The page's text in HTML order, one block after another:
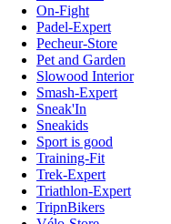
On-Fight
Padel-Expert
Pecheur-Store
Pet and Garden
Slowood Interior
Smash-Expert
Sneak'In
Sneakids
Sport is good
Training-Fit
Trek-Expert
Triathlon-Expert
TripnBikers